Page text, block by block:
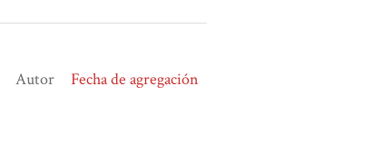
Autor Fecha de agregación